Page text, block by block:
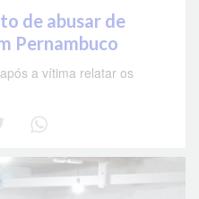
de abusar de
Pernambuco
a vítima relatar os